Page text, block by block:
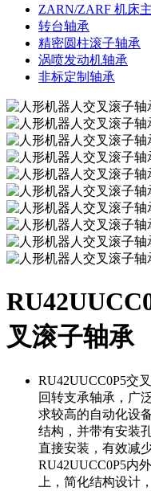
ZARN/ZARF 机床
转台轴承
精密圆柱滚子轴承
涡喷发动机轴承
非标定制轴承
叉滚子轴承
RU42UUCC0P5交
回转支承轴承，广
求较高的自动化设
结构，并带有安装
直接安装，有效减
RU42UUCC0P5内
上，简化结构设计